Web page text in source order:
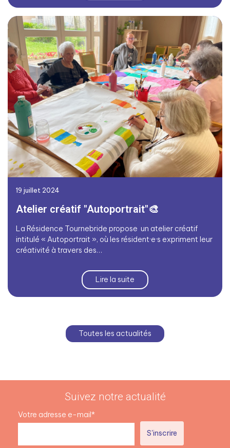
19 juillet 2024
Atelier créatif "Autoportrait"🎨
La Résidence Tournebride propose un atelier créatif
intitulé « Autoportrait », où les résident·e·s expriment leur
créativité à travers des…
Lire la suite
Toutes les actualités
Suivez notre actualité
Votre adresse e-mail*